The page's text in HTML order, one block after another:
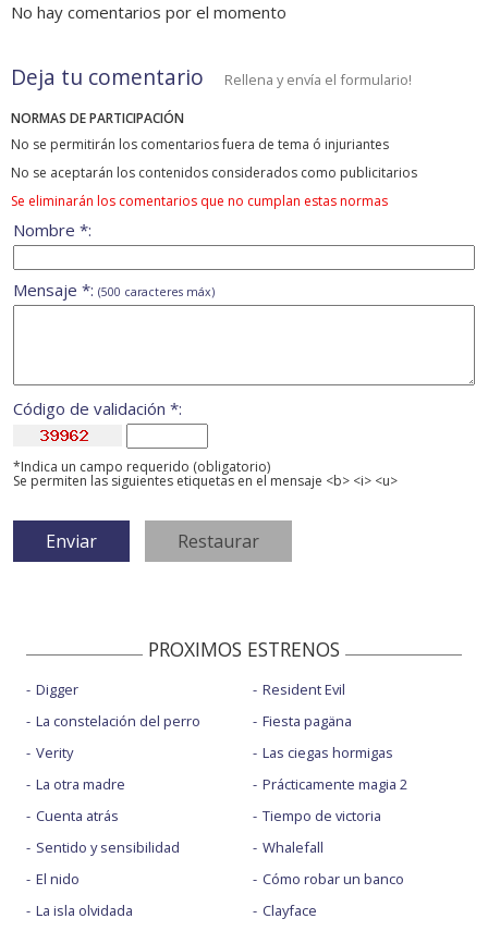
No hay comentarios por el momento
Deja tu comentario Rellena y envía el formulario!
NORMAS DE PARTICIPACIÓN
No se permitirán los comentarios fuera de tema ó injuriantes
No se aceptarán los contenidos considerados como publicitarios
Se eliminarán los comentarios que no cumplan estas normas
Nombre *:
Mensaje *: (500 caracteres máx)
Código de validación *:
*Indica un campo requerido (obligatorio)
Se permiten las siguientes etiquetas en el mensaje <b> <i> <u>
PROXIMOS ESTRENOS
Digger
La constelación del perro
Verity
La otra madre
Cuenta atrás
Sentido y sensibilidad
El nido
La isla olvidada
Resident Evil
Fiesta pagäna
Las ciegas hormigas
Prácticamente magia 2
Tiempo de victoria
Whalefall
Cómo robar un banco
Clayface